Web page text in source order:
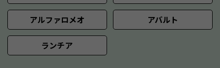
アルファロメオ アバルト
ランチア